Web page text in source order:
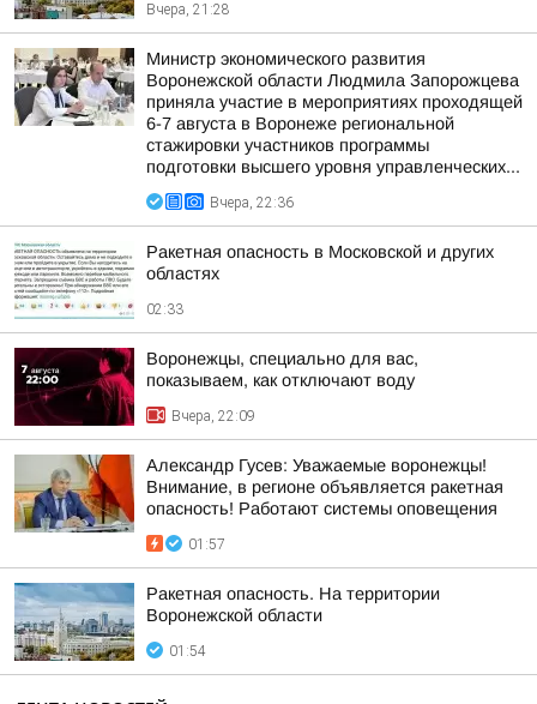
Вчера, 21:28
Министр экономического развития
Воронежской области Людмила Запорожцева
приняла участие в мероприятиях проходящей
6-7 августа в Воронеже региональной
стажировки участников программы
подготовки высшего уровня управленческих...
Вчера, 22:36
Ракетная опасность в Московской и других
областях
02:33
Воронежцы, специально для вас,
показываем, как отключают воду
Вчера, 22:09
Александр Гусев: Уважаемые воронежцы!
Внимание, в регионе объявляется ракетная
опасность! Работают системы оповещения
01:57
Ракетная опасность. На территории
Воронежской области
01:54